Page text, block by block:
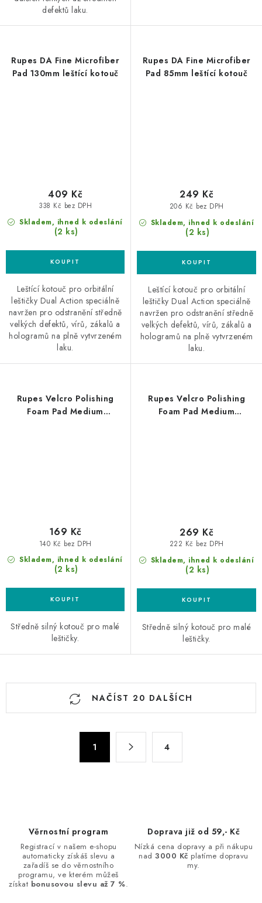
defektů laku.
Rupes DA Fine Microfiber
Pad 130mm leštící kotouč
Skladem, ihned k odeslání
(2 ks)
338 Kč bez DPH
409 Kč
Leštící kotouč pro orbitální
leštičky Dual Action speciálně
navržen pro odstranění středně
velkých defektů, vírů, zákalů a
hologramů na plně vytvrzeném
laku.
Rupes DA Fine Microfiber
Pad 85mm leštící kotouč
Skladem, ihned k odeslání
(2 ks)
206 Kč bez DPH
249 Kč
Leštící kotouč pro orbitální
leštičky Dual Action speciálně
navržen pro odstranění středně
velkých defektů, vírů, zákalů a
hologramů na plně vytvrzeném
laku.
Rupes Velcro Polishing
Foam Pad Medium
Skladem, ihned k odeslání
(2 ks)
140 Kč bez DPH
169 Kč
Středně silný kotouč pro malé
leštičky.
Rupes Velcro Polishing
Foam Pad Medium
Skladem, ihned k odeslání
(2 ks)
222 Kč bez DPH
269 Kč
Středně silný kotouč pro malé
leštičky.
O
v
NAČÍST 20 DALŠÍCH
1 4
Věrnostní program
Registrací v našem e-shopu
automaticky získáš slevu a
zařadíš se do věrnostního
programu, ve kterém můžeš
získat bonusovou slevu až 7 %.
Doprava již od 59,- Kč
Nízká cena dopravy a při nákupu
nad3000 Kč platíme dopravu
my.